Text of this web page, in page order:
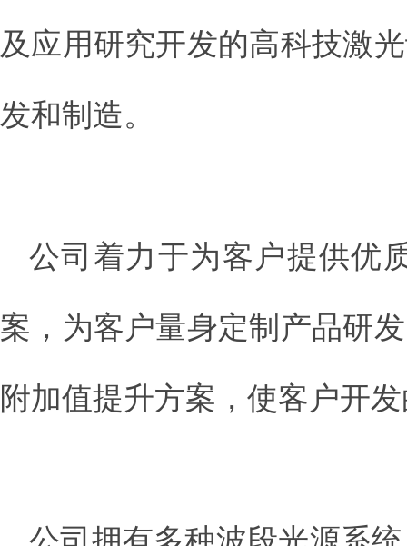
及应用研究开发的高科技激
发和制造。
公司着力于为客户提供优
案，为客户量身定制产品研
附加值提升方案，使客户开